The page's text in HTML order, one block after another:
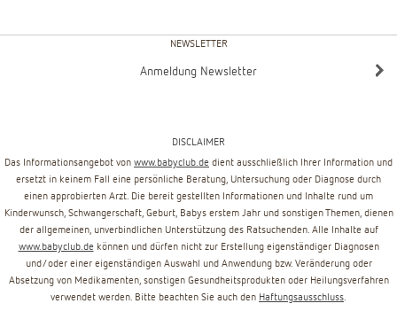
NEWSLETTER
Anmeldung Newsletter
DISCLAIMER
Das Informationsangebot von www.babyclub.de dient ausschließlich Ihrer Information und
ersetzt in keinem Fall eine persönliche Beratung, Untersuchung oder Diagnose durch
einen approbierten Arzt. Die bereit gestellten Informationen und Inhalte rund um
Kinderwunsch, Schwangerschaft, Geburt, Babys erstem Jahr und sonstigen Themen, dienen
der allgemeinen, unverbindlichen Unterstützung des Ratsuchenden. Alle Inhalte auf
www.babyclub.de können und dürfen nicht zur Erstellung eigenständiger Diagnosen
und/oder einer eigenständigen Auswahl und Anwendung bzw. Veränderung oder
Absetzung von Medikamenten, sonstigen Gesundheitsprodukten oder Heilungsverfahren
verwendet werden. Bitte beachten Sie auch den Haftungsausschluss.